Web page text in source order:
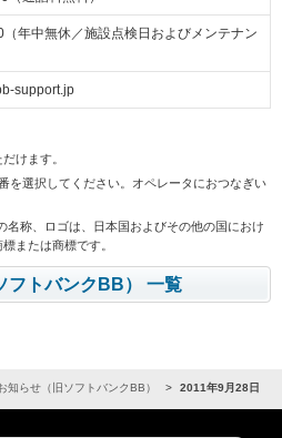
年中無休／施設点検日およびメンテナン
support.jp
けます。
を選択してください。オペレータにおつなぎい
名称、ロゴは、日本国およびその他の国におけ
または商標です。
フトバンクBB） 一覧
知らせ（旧ソフトバンクBB） 2011年9月28日